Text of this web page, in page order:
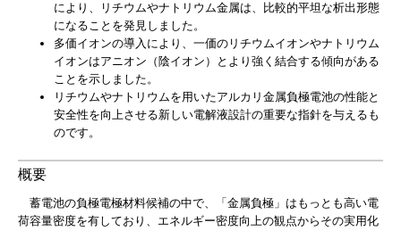
により、リチウムやナトリウム金属は、比較的平坦な析出形態
になることを発見しました。
多価イオンの導入により、一価のリチウムイオンやナトリウム
イオンはアニオン（陰イオン）とより強く結合する傾向がある
ことを示しました。
リチウムやナトリウムを用いたアルカリ金属負極電池の性能と
安全性を向上させる新しい電解液設計の重要な指針を与えるも
のです。
概要
蓄電池の負極電極材料候補の中で、「金属負極」はもっとも高い電
荷容量密度を有しており、エネルギー密度向上の観点からその実用化